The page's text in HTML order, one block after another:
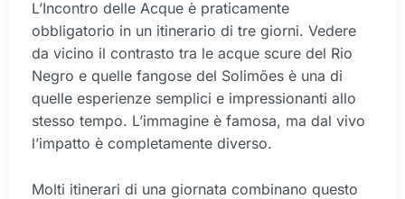
L’Incontro delle Acque è praticamente
obbligatorio in un itinerario di tre giorni. Vedere
da vicino il contrasto tra le acque scure del Rio
Negro e quelle fangose del Solimões è una di
quelle esperienze semplici e impressionanti allo
stesso tempo. L’immagine è famosa, ma dal vivo
l’impatto è completamente diverso.
Molti itinerari di una giornata combinano questo